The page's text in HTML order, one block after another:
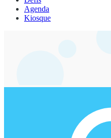
Agenda
Kiosque